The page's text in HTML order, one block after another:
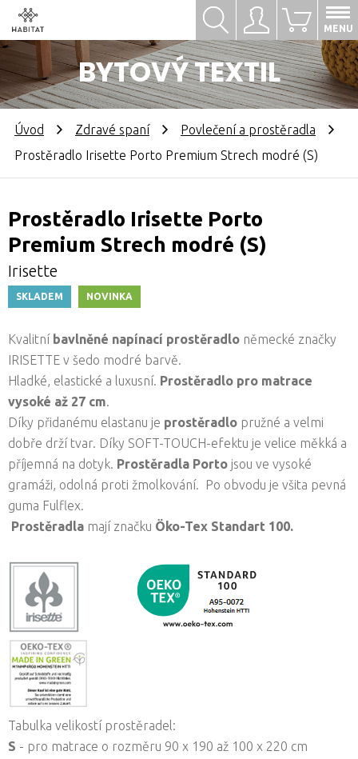
Přihlásit se
BYTOVÝ TEXTIL
0
MENU
Hledat
Úvod Zdravé spaní
Povlečení a prostěradla
Prostěradlo Irisette Porto Premium Strech modré (S)
Prostěradlo Irisette Porto
Premium Strech modré (S)
Irisette
SKLADEM NOVINKA
Kvalitní bavlněné napínací prostěradlo německé značky
IRISETTE v šedo modré barvě.
Hladké, elastické a luxusní. Prostěradlo pro matrace
vysoké až 27 cm.
Díky přidanému elastanu je prostěradlo pružné a velmi
dobře drží tvar. Díky SOFT-TOUCH-efektu je velice měkká a
příjemná na dotyk. Prostěradla Porto jsou ve vysoké
gramáži, odolná proti žmolkování. Po obvodu je všita pevná
guma Fulflex.
Prostěradla mají značku Öko-Tex Standart 100.
Tabulka velikostí prostěradel:
S - pro matrace o rozměru 90 x 190 až 100 x 220 cm